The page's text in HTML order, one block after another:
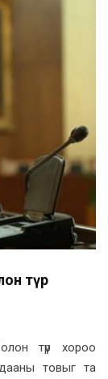
түр
түр хороо
товыг та